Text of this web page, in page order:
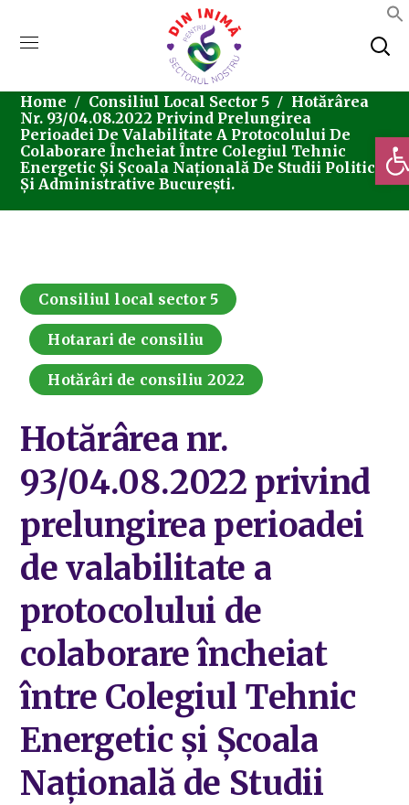
Home Consiliul Local Sector 5
Hotărârea
Nr. 93/04.08.2022 Privind Prelungirea
Perioadei De Valabilitate A Protocolului De
Colaborare Încheiat Între Colegiul Tehnic
Energetic Și Școala Națională De Studii Politice
Și Administrative București.
Consiliul local sector 5
Hotarari de consiliu
Hotărâri de consiliu 2022
Hotărârea nr.
93/04.08.2022 privind
prelungirea perioadei
de valabilitate a
protocolului de
colaborare încheiat
între Colegiul Tehnic
Energetic și Școala
Națională de Studii